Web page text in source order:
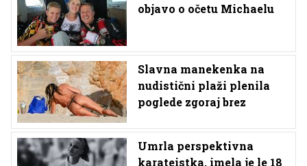
objavo o očetu Michaelu
Slavna manekenka na
nudistični plaži plenila
poglede zgoraj brez
Umrla perspektivna
karateistka, imela je le 18